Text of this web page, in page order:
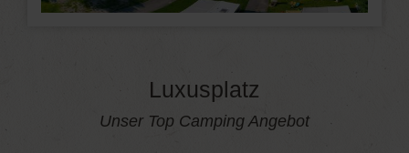
Luxusplatz
Unser Top Camping Angebot